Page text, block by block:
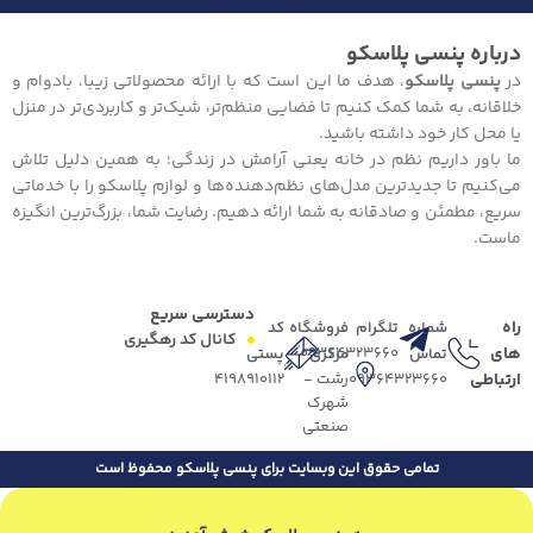
درباره پنسی پلاسکو
درپنسی پلاسکو، هدف ما این است که با ارائه محصولاتی زیبا، بادوام و
خلاقانه، به شما کمک کنیم تا فضایی منظم‌تر، شیک‌تر و کاربردی‌تر در منزل
یا محل کار خود داشته باشید.
ما باور داریم نظم در خانه یعنی آرامش در زندگی؛ به همین دلیل تلاش
می‌کنیم تا جدیدترین مدل‌های نظم‌دهنده‌ها و لوازم پلاسکو را با خدماتی
سریع، مطمئن و صادقانه به شما ارائه دهیم. رضایت شما، بزرگ‌ترین انگیزه
ماست.
دسترسی سریع
کانال کد رهگیری
راه
های
ارتباطی
شماره
تماس
09364323660
تلگرام
09364323660
فروشگاه
مرکزی
رشت -
شهرک
صنعتی
کد
پستی
4198910112
تمامی حقوق این وبسایت برای پنسی پلاسکو محفوظ است